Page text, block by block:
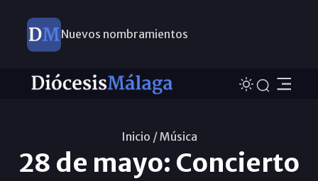
Nuevos nombramientos
Inicio /Música
28 de mayo: Concierto